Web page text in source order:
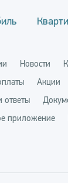
Новости
Акции
ответы
приложение